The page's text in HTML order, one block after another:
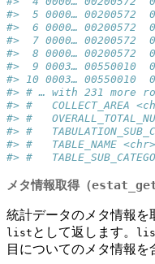
#>  5 0000… 00200572
#>  6 0000… 00200572
#>  7 0000… 00200572
#>  8 0000… 00200572
#>  9 0003… 00550010
#> 10 0003… 00550010
#> # … with 231 more
#> #   COLLECT_AREA
#> #
#> #
#> #   TABLE_NAME
#> #
メタ情報取得（
統計データのメタ情報を
list として返します。
目についてのメタ情報を